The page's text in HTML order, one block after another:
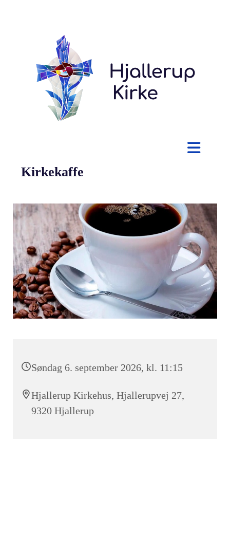
Kirkekaffe
Søndag 6. september 2026, kl. 11:15
Hjallerup Kirkehus, Hjallerupvej 27,
9320 Hjallerup